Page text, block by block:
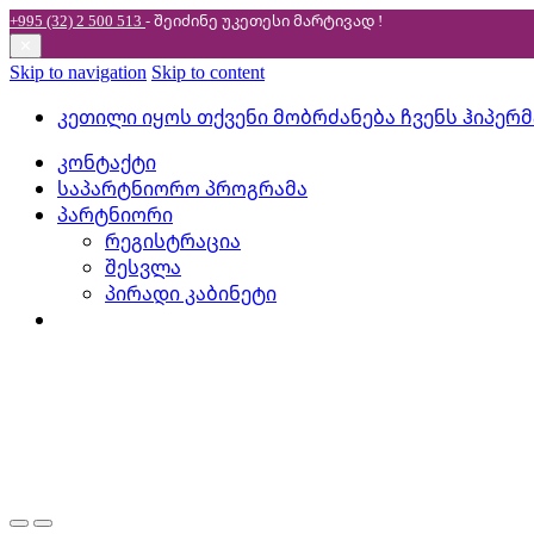
+995 (32) 2 500 513 - შეიძინე უკეთესიმარტივად !
Skip to navigation Skip to content
კეთილი იყოს თქვენი მობრძანება ჩვენს
კონტაქტი
საპარტნიორო პროგრამა
პარტნიორი
რეგისტრაცია
შესვლა
პირადი კაბინეტი